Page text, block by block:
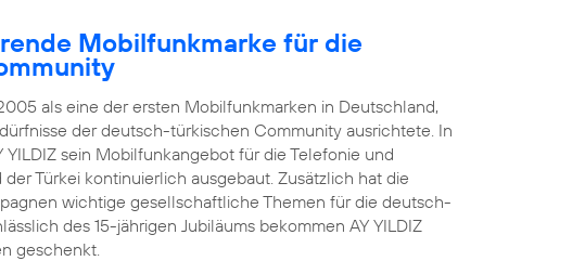
Mobilfunkmarke für die
als eine der ersten Mobilfunkmarken in Deutschland,
der deutsch-türkischen Community ausrichtete. In
YILDIZ sein Mobilfunkangebot für die Telefonie und
Türkei kontinuierlich ausgebaut. Zusätzlich hat die
wichtige gesellschaftliche Themen für die deutsch-
des 15-jährigen Jubiläums bekommen AY YILDIZ
geschenkt.